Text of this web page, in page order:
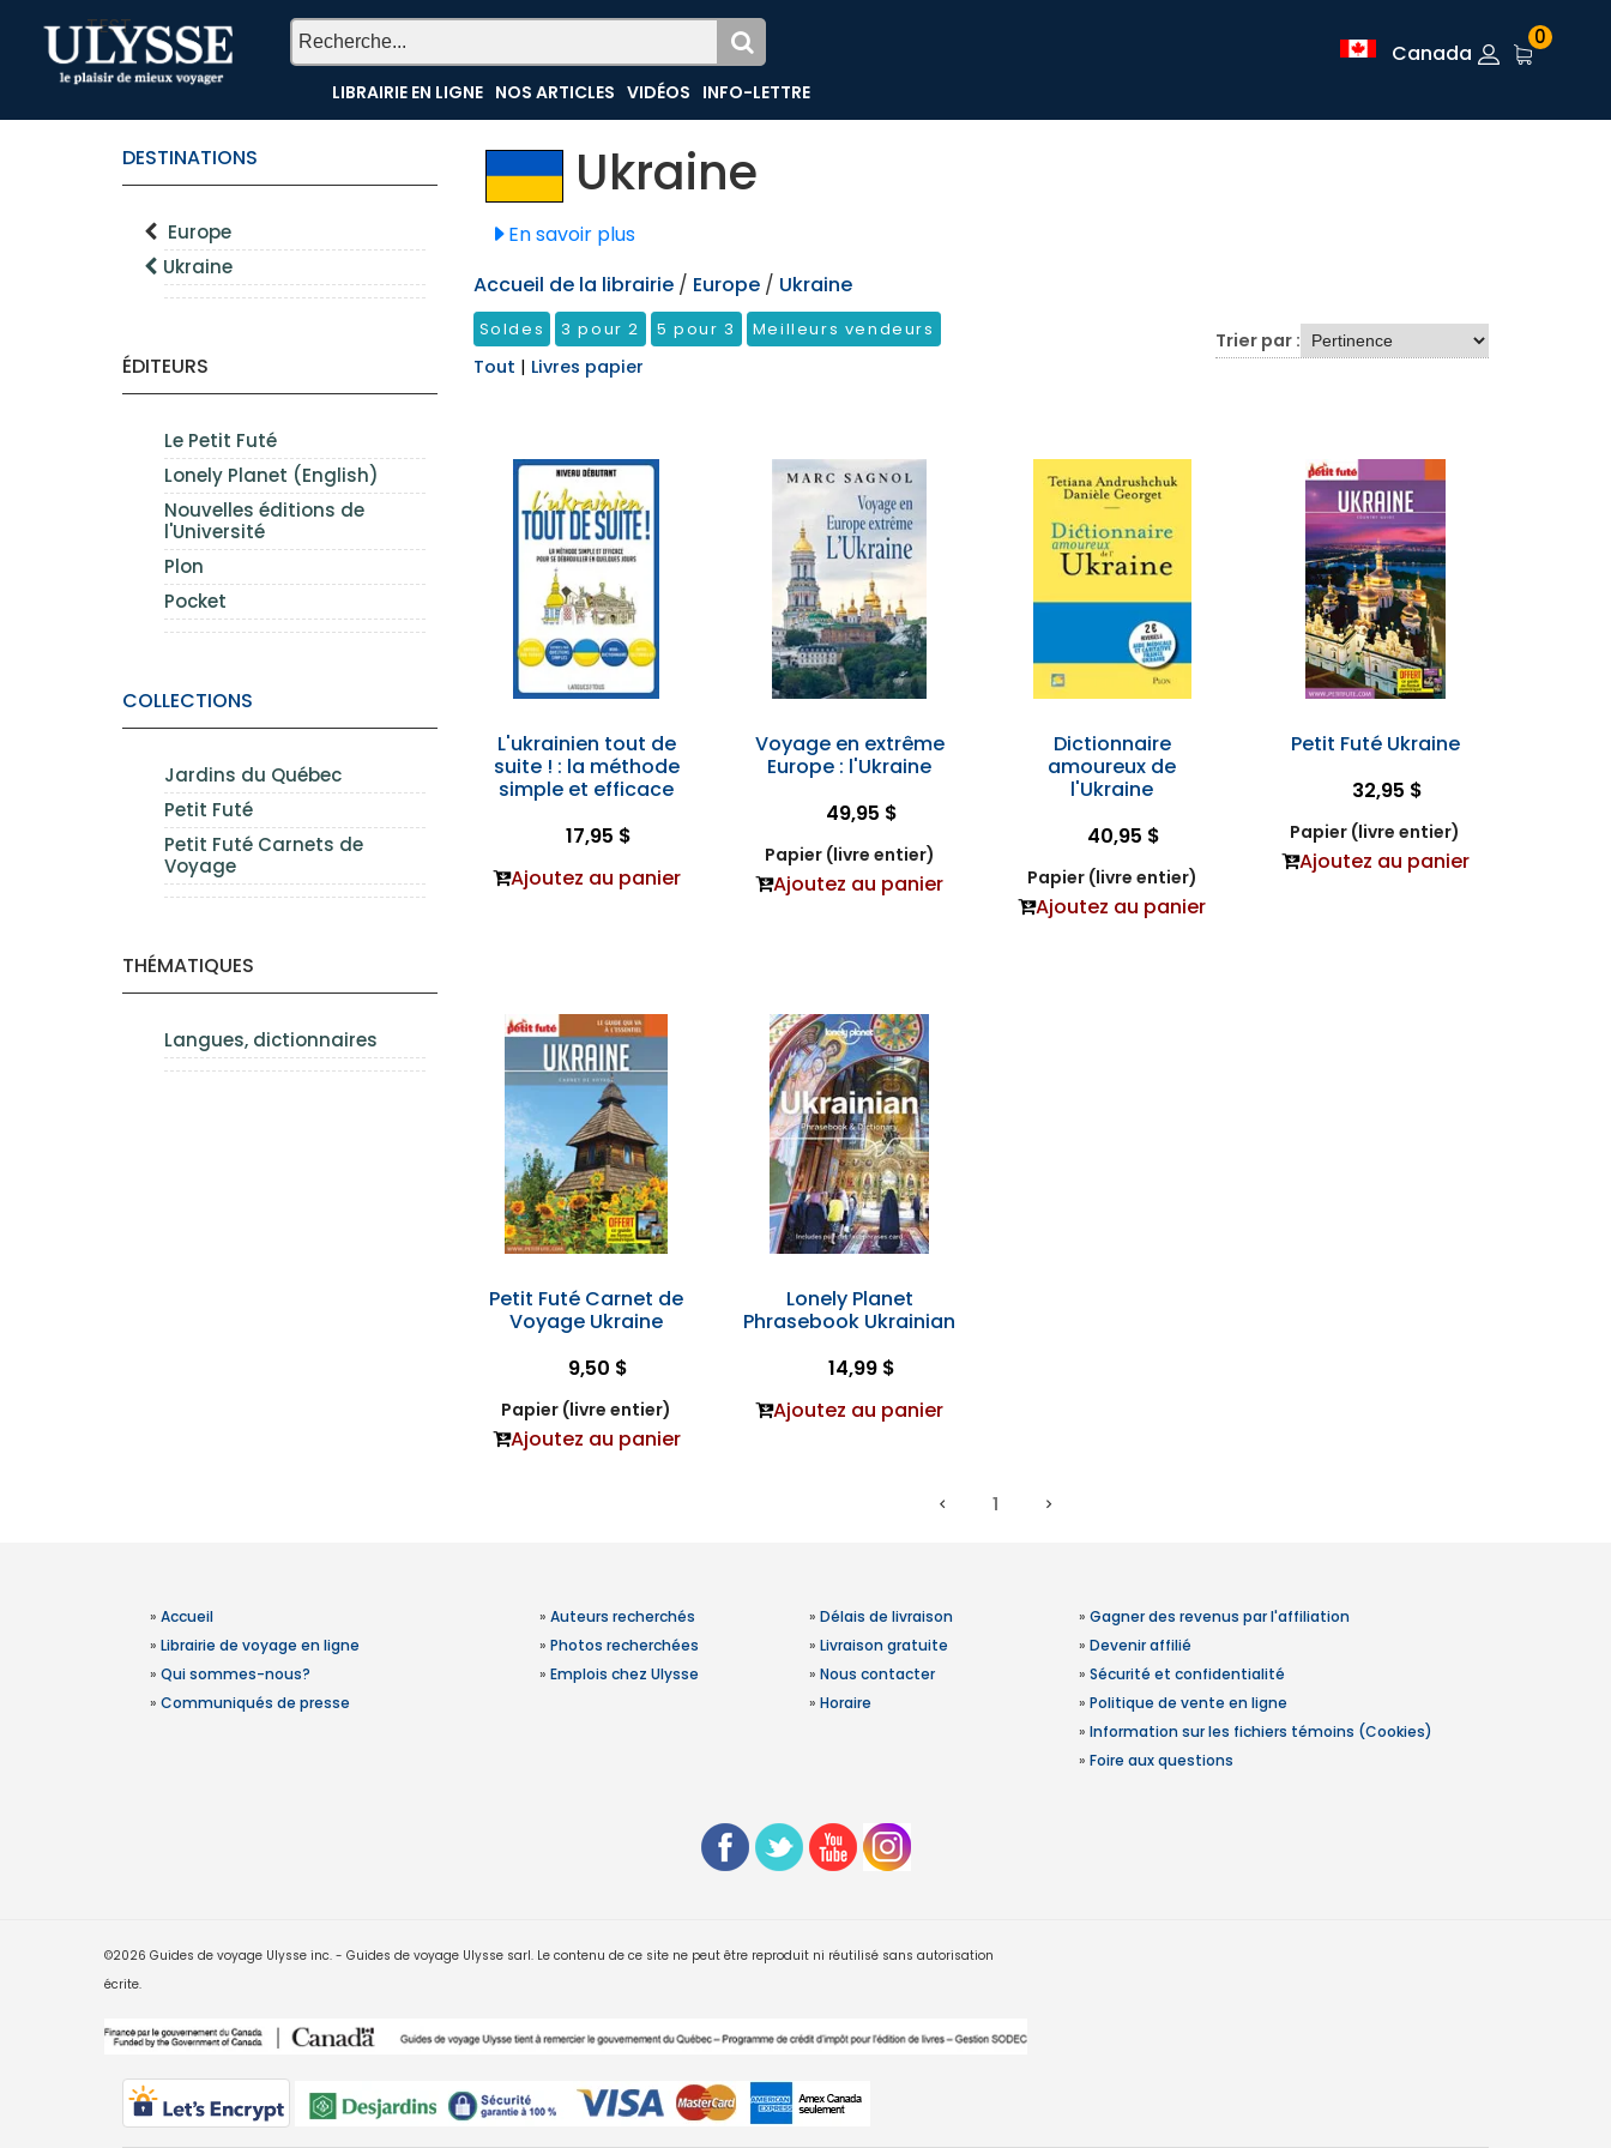
TEST
LIBRAIRIE EN LIGNE NOS ARTICLES VIDÉOS INFO-LETTRE
Canada
0
DESTINATIONS
Europe
Ukraine
ÉDITEURS
Le Petit Futé
Lonely Planet (English)
Nouvelles éditions de
l'Université
Plon
Pocket
COLLECTIONS
Jardins du Québec
Petit Futé
Petit Futé Carnets de
Voyage
THÉMATIQUES
Langues, dictionnaires
Ukraine
En savoir plus
Accueil de la librairie / Europe / Ukraine
Soldes 3 pour 2 5 pour 3 Meilleurs vendeurs
Tout | Livres papier
Trier par :
L'ukrainien tout de
suite ! : la méthode
simple et efficace
17,95 $
Ajoutez au panier
Voyage en extrême
Europe : l'Ukraine
49,95 $
Papier (livre entier)
Ajoutez au panier
Dictionnaire
amoureux de
l'Ukraine
40,95 $
Papier (livre entier)
Ajoutez au panier
Petit Futé Ukraine
32,95 $
Papier (livre entier)
Ajoutez au panier
Petit Futé Carnet de
Voyage Ukraine
9,50 $
Papier (livre entier)
Ajoutez au panier
Lonely Planet
Phrasebook Ukrainian
14,99 $
Ajoutez au panier
1
» Accueil
» Librairie de voyage en ligne
» Qui sommes-nous?
» Communiqués de presse
» Auteurs recherchés
» Photos recherchées
» Emplois chez Ulysse
» Délais de livraison
» Livraison gratuite
» Nous contacter
» Horaire
» Gagner des revenus par l'affiliation
» Devenir affilié
» Sécurité et confidentialité
» Politique de vente en ligne
» Information sur les fichiers témoins (Cookies)
» Foire aux questions
©2026 Guides de voyage Ulysse inc. - Guides de voyage Ulysse sarl. Le contenu de ce site ne peut être reproduit ni réutilisé sans autorisation
écrite.